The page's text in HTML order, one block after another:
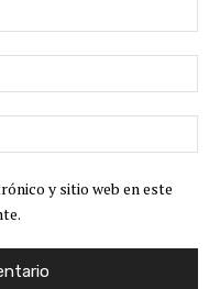
y sitio web en este